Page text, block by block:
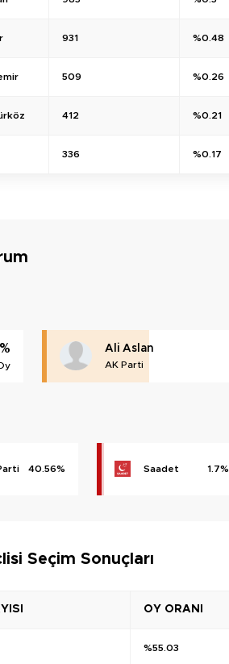
931 %0.48
509 %0.26
412 %0.21
336 %0.17
Ali Aslan
AK Parti
40.56% Saadet 1.7%
Seçim Sonuçları
OY ORANI
%55.03